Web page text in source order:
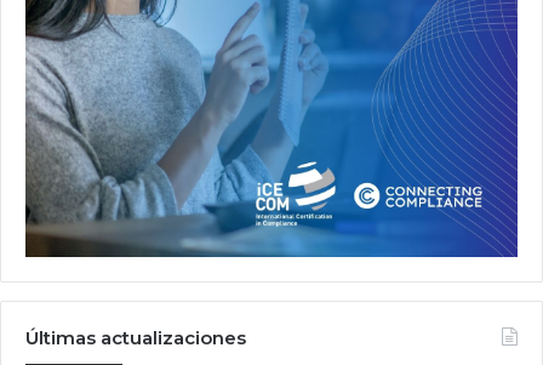
Últimas actualizaciones